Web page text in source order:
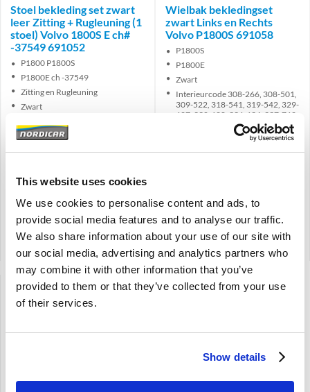
This website uses cookies
We use cookies to personalise content and ads, to
provide social media features and to analyse our traffic.
We also share information about your use of our site with
our social media, advertising and analytics partners who
may combine it with other information that you’ve
provided to them or that they’ve collected from your use
of their services.
Show details
Stoel bekleding set zwart
leer Zitting + Rugleuning (1
stoel) Volvo 1800S E ch#
-37549 691052
P1800 P1800S
P1800E ch -37549
Zitting en Rugleuning
Zwart
309-522, 318-541, 319-542, 329-
627, 330-628, 335-633, 336-634,
337-762, 338-763, 343-768, 344-
379,34Excl. BTW
Artikelnummer: 691052-691053
Vergelijken
Wielbak bekledingset
zwart Links en Rechts
Volvo P1800S 691058
P1800S
P1800E
Zwart
Interieurcode 308-266, 308-501,
309-522, 318-541, 319-542, 329-
627, 330-628, 336-634, 337-762,
338-763, 343-768, 344-769, 345-
807, 346-808, 347-809, 348-809,
€48,76Excl. BTW
Artikelnummer: 691058-691059
Vergelijken